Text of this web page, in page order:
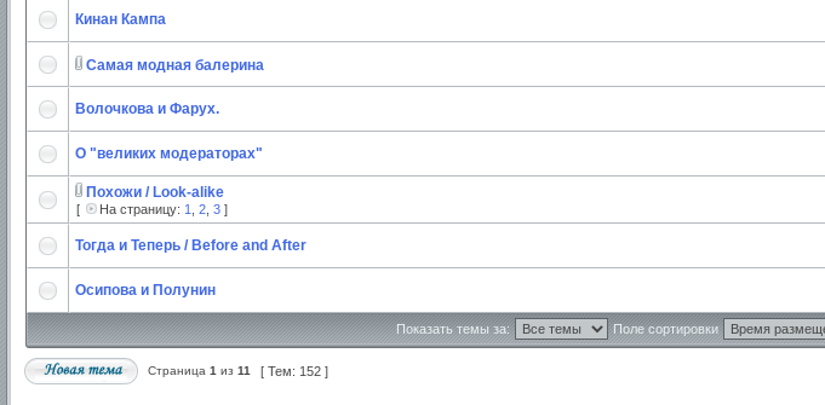
Кинан Кампа
Самая модная балерина
Волочкова и Фарух.
О "великих модераторах"
Похожи / Look-alike
[ На страницу: 1 2 3 ]
Тогда и Теперь / Before and After
Осипова и Полунин
Показать темы за: Поле сортировки
Страница 1 из 11 [ Тем: 152 ]